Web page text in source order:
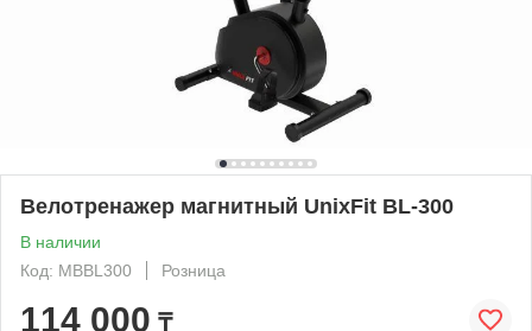
Велотренажер магнитный UnixFit BL-300
В наличии
Код: MBBL300
Розница
114 000 ₸